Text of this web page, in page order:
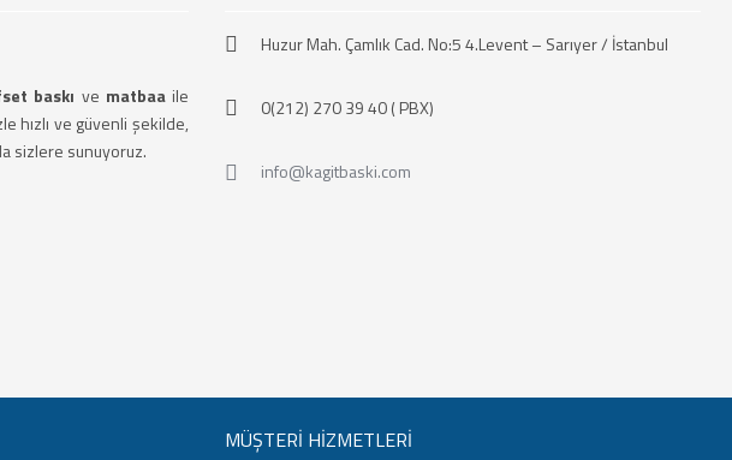
baskı ve matbaaile
hızlı ve güvenli şekilde,
sizlere sunuyoruz.
Huzur Mah. Çamlık Cad. No:5 4.Levent – Sarıyer / İstanbul
0(212) 270 39 40 ( PBX)
info@kagitbaski.com
MÜŞTERİ HİZMETLERİ